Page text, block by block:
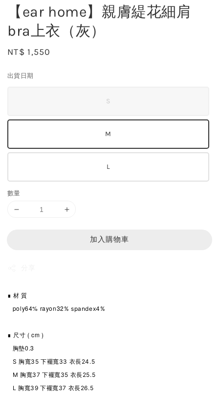
【ear home】親膚緹花細肩
bra上衣（灰）
Regular
NT$ 1,550
出貨日期
S
M
L
數量
加入購物車
∎ 材 質
poly64% rayon32 % spandex4%
∎ 尺寸 ( cm )
胸墊0.3
S 胸寬35 下襬寬33 衣長24.5
M 胸寬37 下襬寬35 衣長25.5
L 胸寬39 下襬寬37 衣長26.5